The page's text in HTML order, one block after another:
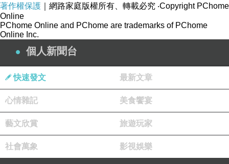
供娛樂，它可以輕鬆快速地調到您想要的電台。
● 可根據個人風格配戴
隨您選擇。將 Jabra Tag 繞在頸上配戴，就像時尚的吊牌，或者您可以把
無論是哪種配戴方式，它的獨特設計都可讓您隨時享受音樂或與朋友無持
著作權保護 ｜網路家庭版權所有、轉載必究 ‧Copyright PChome
Online
PChome Online and PChome are trademarks of PChome
Online Inc.
個人新聞台
快速發文 最新文章
心情雜記 美食饗宴
藝文欣賞 旅遊玩家
社會萬象 影視娛樂